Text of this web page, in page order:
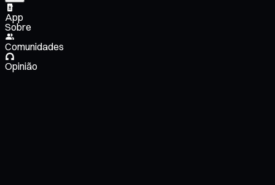
App
Sobre
Comunidades
Opinião